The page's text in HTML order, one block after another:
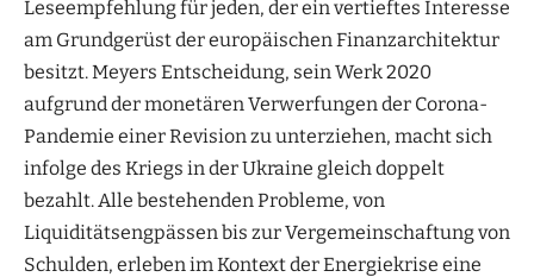
Leseempfehlung für jeden, der ein vertieftes Interesse
am Grundgerüst der europäischen Finanzarchitektur
besitzt. Meyers Entscheidung, sein Werk 2020
aufgrund der monetären Verwerfungen der Corona-
Pandemie einer Revision zu unterziehen, macht sich
infolge des Kriegs in der Ukraine gleich doppelt
bezahlt. Alle bestehenden Probleme, von
Liquiditätsengpässen bis zur Vergemeinschaftung von
Schulden, erleben im Kontext der Energiekrise eine